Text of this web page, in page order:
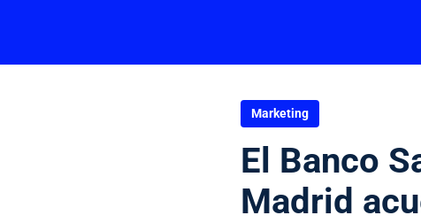
Marketing
El Banco
Madrid